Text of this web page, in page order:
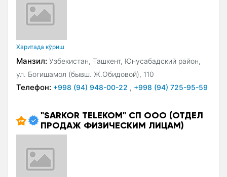
Xаритада кўриш
Манзил: Узбекистан, Ташкент, Юнусабадский район,
ул. Богишамол (бывш. Ж.Обидовой), 110
Телефон: +998 (94) 948-00-22 , +998 (94) 725-95-59
"SARKOR TELEKOM" СП ООО (ОТДЕЛ
ПРОДАЖ ФИЗИЧЕСКИМ ЛИЦАМ)